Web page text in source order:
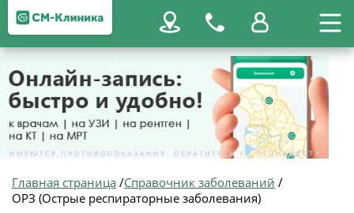
Главная страница /Справочник заболеваний /
ОРЗ (Острые респираторные заболевания)